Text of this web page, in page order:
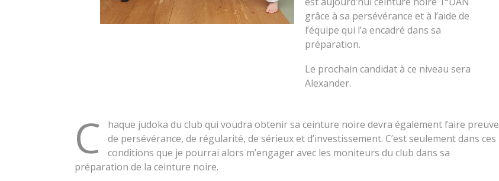
grâce à sa persévérance et à l’aide de
l’équipe qui l’a encadré dans sa
préparation.
Le prochain candidat à ce niveau sera
Alexander.
C
haque judoka du club qui voudra obtenir sa ceinture noire devra également faire preuve
de persévérance, de régularité, de sérieux et d’investissement. C’est seulement dans ces
conditions que je pourrai alors m’engager avec les moniteurs du club dans sa
préparation de la ceinture noire.